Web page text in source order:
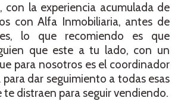
con la experiencia acumulada de
con Alfa Inmobiliaria, antes de
lo que recomiendo es que
que este a tu lado, con un
para nosotros es el coordinador
dar seguimiento a todas esas
te distraen para seguir vendiendo.